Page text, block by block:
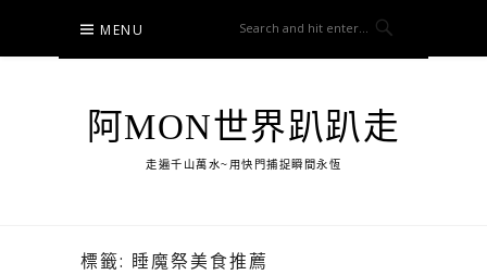
content
MENU
阿MON世界趴趴走
走遍千山萬水~用快門捕捉瞬間永恆
標籤: 睡魔祭美食推薦